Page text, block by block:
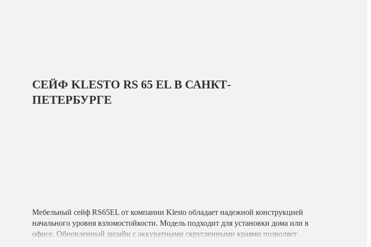
СЕЙФ KLESTO RS 65 EL В САНКТ-
ПЕТЕРБУРГЕ
Мебельный сейф RS65EL от компании Klesto обладает надежной конструкцией
начального уровня взломостойкости. Модель подходит для установки дома или в
офисе. Обновленный дизайн с аккуратными скругленными краями позволяет